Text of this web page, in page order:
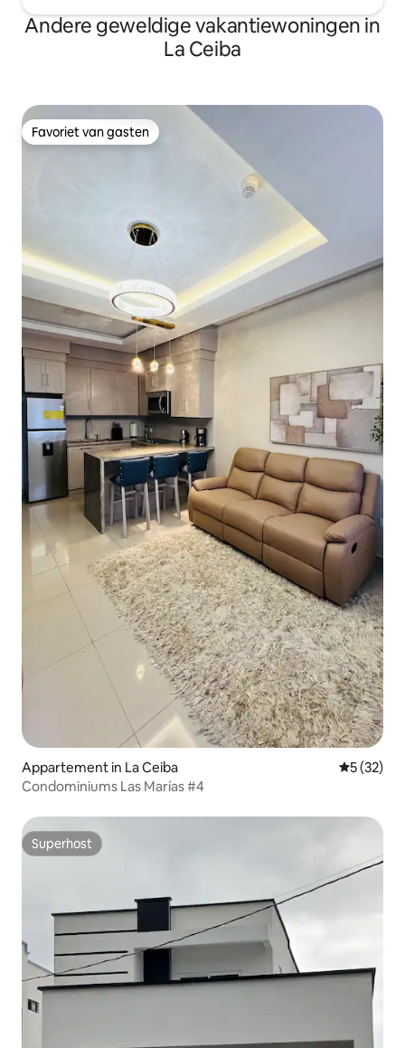
Andere geweldige vakantiewoningen in
La Ceiba
Favoriet van gasten
Favoriet van gasten
Appartement in La Ceiba
5 (32)
Condominiums Las Marías #4
Superhost
Superhost